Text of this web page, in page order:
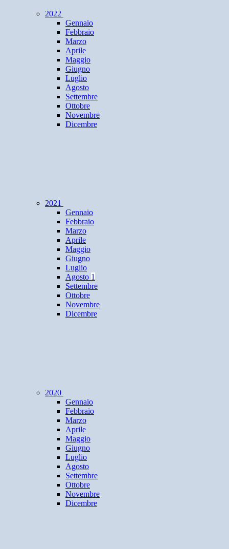
2022
Gennaio
Febbraio
Marzo
Aprile
Maggio
Giugno
Luglio
Agosto
Settembre
Ottobre
Novembre
Dicembre
2021
Gennaio
Febbraio
Marzo
Aprile
Maggio
Giugno
Luglio
Agosto 1
Settembre
Ottobre
Novembre
Dicembre
2020
Gennaio
Febbraio
Marzo
Aprile
Maggio
Giugno
Luglio
Agosto
Settembre
Ottobre
Novembre
Dicembre